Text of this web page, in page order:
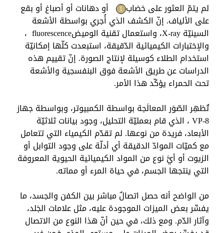
لم يتمّ العثور على خضاب 1
أو دهانات أو أصباغ أو بقع
على الألياف. إنّ الكشف الذي أُجري بواسطة الأشعة
السينيّةX-ray، واستعمال تقنية الوميضfluorescence ،
والإختبارات الكيميائية الدّقيقة، استبعدت كلّها إمكانيّة
استخدام الطلاء كوسيلة لإنتاج الصورة. إنّ تقييم هذه
الدراسات عن طريق الأشعة فوق البنفسجية والأشعة
تحت الحمراء يؤكّد هذا الأمر.
تُظهِر الصّوَر المعالَجة بواسطة الكمبيوتر، وبواسطة جهاز
VP-8، الذي قام بعمليّة التحليل، وجود بيانات ثلاثيّة
الأبعاد، فريدة من نوعها. لم تقدّم الكيمياء التي تتعامل
مع كميّات الموادّ الدقيقة أي أدلّة على وجود التوابل أو
الزيوت أو أيَّ نوع من المواد الكيميائية الحيوية المعروفة
التي ينتجها الجسم، في حياة المرء أو مماته.
من الواضح أنه حصل اتصالٌ مباشر بين الكفن والجسد، ما
يفسِّر بعض الميزات الموجودة عليه، مثل علامات الجَلد،
وآثار الدّم. ومع ذلك، في حين أنّ هذا النوع من الاتصال